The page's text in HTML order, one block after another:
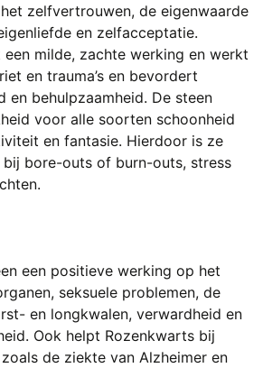
zelfvertrouwen, de eigenwaarde
en zelfacceptatie.
milde, zachte werking en werkt
en trauma’s en bevordert
en behulpzaamheid. De steen
voor alle soorten schoonheid
en fantasie. Hierdoor is ze
bore-outs of burn-outs, stress
een positieve werking op het
seksuele problemen, de
en longkwalen, verwardheid en
Ook helpt Rozenkwarts bij
de ziekte van Alzheimer en